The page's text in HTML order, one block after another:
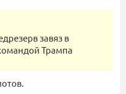
завяз в
Трампа